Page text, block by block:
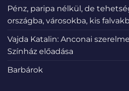
Pénz, paripa nélkül, de
országba, városokba, kis
Vajda Katalin: Anconai
Színház előadása
Barbárok